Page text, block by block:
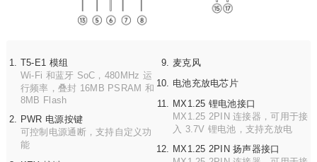
T5-E1 模组
Wi-Fi 和蓝牙 SoC，480MHz 运
行频率，叠封 16MB PSRAM 和
8MB Flash
PWR 电源按键
可控制电源通断，支持自定义功
能
麦克风
电池充放电芯片
MX1.25 锂电池接口
MX1.25 2PIN 连接器，可用于接
入 3.7V 锂电池，支持充放电
MX1.25 2PIN 扬声器接口